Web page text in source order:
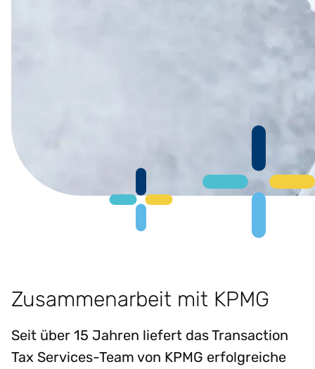
Zusammenarbeit mit KPMG
Seit über 15 Jahren liefert das Transaction
Tax Services-Team von KPMG erfolgreiche